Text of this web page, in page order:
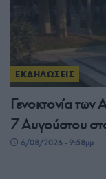
ΕΚΔΗΛΩΣΕΙΣ
Γενοκτονία
7 Αυγούστου
6/08/2026 - 9:58μμ